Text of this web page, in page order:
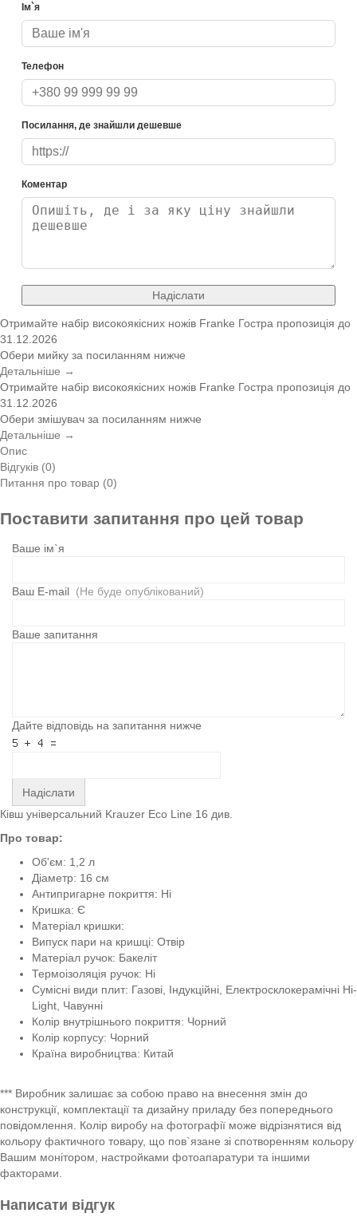
Ім`я
Телефон
Посилання, де знайшли дешевше
Коментар
Надіслати
Отримайте набір високоякісних ножів Franke Гостра пропозиція до
31.12.2026
Обери мийку за посиланням нижче
Детальніше →
Отримайте набір високоякісних ножів Franke Гостра пропозиція до
31.12.2026
Обери змішувач за посиланням нижче
Детальніше →
Опис
Відгуків (0)
Питання про товар (0)
Поставити запитання про цей товар
Ваше ім`я
Ваш E-mail (Не буде опублікований)
Ваше запитання
Дайте відповідь на запитання нижче
Надіслати
Ківш універсальний Krauzer Eco Line 16 див.
Про товар:
Об'єм: 1,2 л
Діаметр: 16 см
Антипригарне покриття: Ні
Кришка: Є
Матеріал кришки:
Випуск пари на кришці: Отвір
Матеріал ручок: Бакеліт
Термоізоляція ручок: Ні
Сумісні види плит: Газові, Індукційні, Електросклокерамічні Hi-
Light, Чавунні
Колір внутрішнього покриття: Чорний
Колір корпусу: Чорний
Країна виробництва: Китай
*** Виробник залишає за собою право на внесення змін до
конструкції, комплектації та дизайну приладу без попереднього
повідомлення. Колір виробу на фотографії може відрізнятися від
кольору фактичного товару, що пов`язане зі спотворенням кольору
Вашим монітором, настройками фотоапаратури та іншими
факторами.
Написати відгук